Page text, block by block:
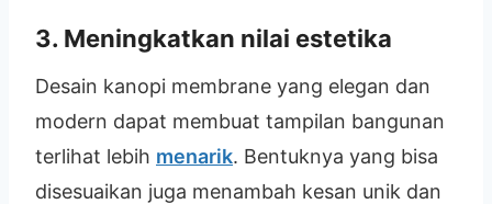
3. Meningkatkan nilai estetika
Desain kanopi membrane yang elegan dan
modern dapat membuat tampilan bangunan
terlihat lebih menarik. Bentuknya yang bisa
disesuaikan juga menambah kesan unik dan